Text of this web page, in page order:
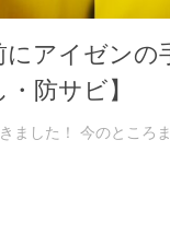
にアイゼンの
・防サビ】
ました！ 今のところ